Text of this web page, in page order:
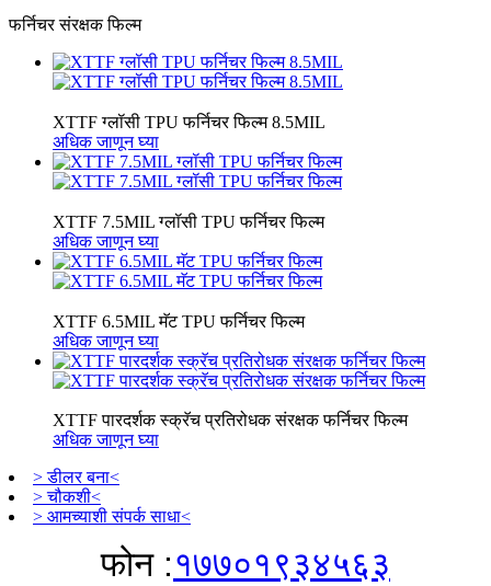
फर्निचर संरक्षक फिल्म
XTTF ग्लॉसी TPU फर्निचर फिल्म 8.5MIL
अधिक जाणून घ्या
XTTF 7.5MIL ग्लॉसी TPU फर्निचर फिल्म
अधिक जाणून घ्या
XTTF 6.5MIL मॅट TPU फर्निचर फिल्म
अधिक जाणून घ्या
XTTF पारदर्शक स्क्रॅच प्रतिरोधक संरक्षक फर्निचर फिल्म
अधिक जाणून घ्या
> डीलर बना<
> चौकशी<
> आमच्याशी संपर्क साधा<
फोन :१७७०१९३४५६३